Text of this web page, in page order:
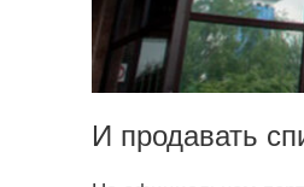
И продавать